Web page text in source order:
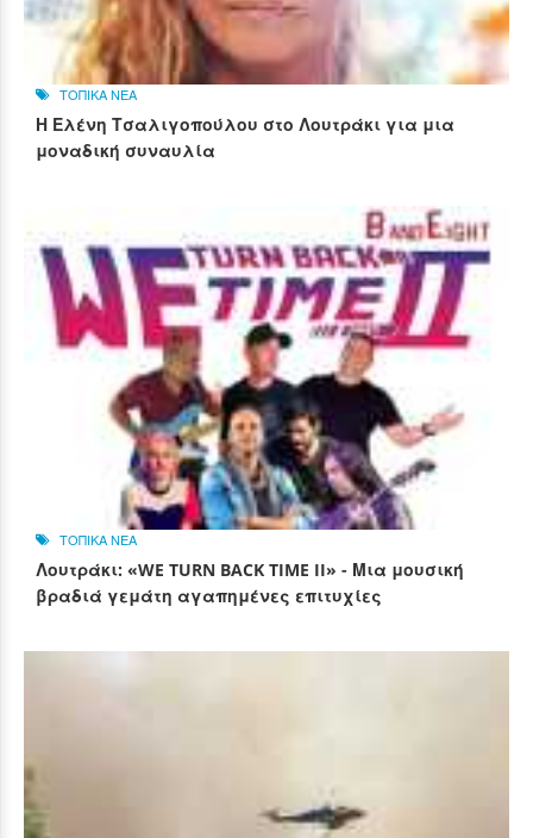
ΤΟΠΙΚΑ ΝΕΑ
Η Ελένη Τσαλιγοπούλου στο Λουτράκι για μια
μοναδική συναυλία
ΤΟΠΙΚΑ ΝΕΑ
Λουτράκι: «WE TURN BACK TIME II» - Μια μουσική
βραδιά γεμάτη αγαπημένες επιτυχίες